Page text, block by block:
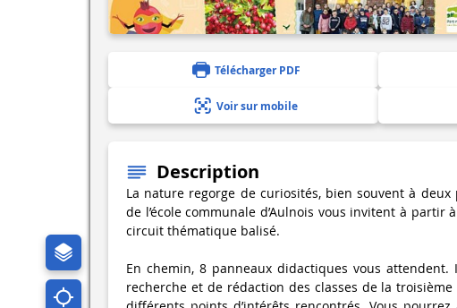
Télécharger PDF
Voir sur mobile
Description
La nature regorge de curiosités, bien souvent à deux
de l’école communale d’Aulnois vous invitent à partir
circuit thématique balisé.
En chemin, 8 panneaux didactiques vous
recherche et de rédaction des classes de la